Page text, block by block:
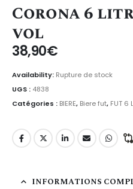
Corona 6
vol
38,90€
Availability: Rupture de stock
UGS : 4838
Catégories : BIERE, Biere fut, FUT 6
INFORMATIONS